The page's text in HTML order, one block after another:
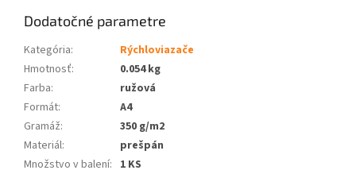
Dodatočné parametre
Kategória:
Rýchloviazače
Hmotnosť:
0.054 kg
Farba:
ružová
Formát:
A4
Gramáž:
350 g/m2
Materiál:
prešpán
Množstvo v balení: 1 KS